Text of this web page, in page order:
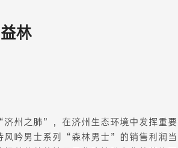
林
州之肺”，在济州生态环境中发挥重要
风吟男士系列“森林男士”的销售利润当